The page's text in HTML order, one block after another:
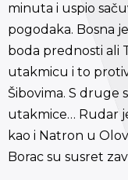
minuta i uspio
pogodaka. Bosna
boda prednosti ali
utakmicu i to
Šibovima. S druge
utakmice… Rudar
kao i Natron u
Borac su susret